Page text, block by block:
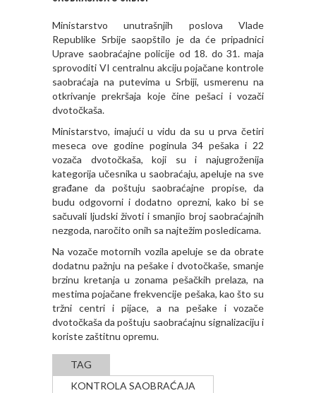
Ministarstvo unutrašnjih poslova Vlade
Republike Srbije saopštilo je da će pripadnici
Uprave saobraćajne policije od 18. do 31. maja
sprovoditi VI centralnu akciju pojačane kontrole
saobraćaja na putevima u Srbiji, usmerenu na
otkrivanje prekršaja koje čine pešaci i vozači
dvotočkaša.
Ministarstvo, imajući u vidu da su u prva četiri
meseca ove godine poginula 34 pešaka i 22
vozača dvotočkaša, koji su i najugroženija
kategorija učesnika u saobraćaju, apeluje na sve
građane da poštuju saobraćajne propise, da
budu odgovorni i dodatno oprezni, kako bi se
sačuvali ljudski životi i smanjio broj saobraćajnih
nezgoda, naročito onih sa najtežim posledicama.
Na vozače motornih vozila apeluje se da obrate
dodatnu pažnju na pešake i dvotočkaše, smanje
brzinu kretanja u zonama pešačkih prelaza, na
mestima pojačane frekvencije pešaka, kao što su
tržni centri i pijace, a na pešake i vozače
dvotočkaša da poštuju saobraćajnu signalizaciju i
koriste zaštitnu opremu.
TAG
KONTROLA SAOBRAĆAJA